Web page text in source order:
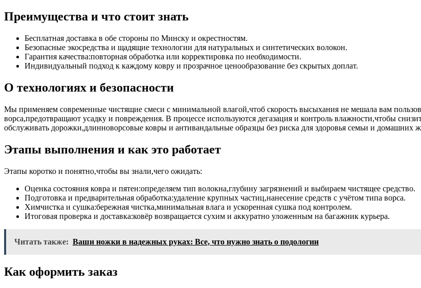
Преимущества и что стоит знать
Бесплатная доставка в обе стороны по Минску и окрестностям.
Безопасные экосредства и щадящие технологии для натуральных и синтетических волокон.
Гарантия качества:повторная обработка или корректировка по необходимости.
Индивидуальный подход к каждому ковру и прозрачное ценообразование без скрытых доплат.
О технологиях и безопасности
Мы применяем современные чистящие смеси с минимальной влагой,чтоб скорость высыхания не мешала вам
ворса,предотвращают усадку и повреждения. В процессе используются дегазация и контроль влажности,чтобы
обслуживать дорожки,длинноворсовые ковры и антивандальные образцы без риска для здоровья семьи и домашних
Этапы выполнения и как это работает
Этапы коротко и понятно,чтобы вы знали,чего ожидать:
Оценка состояния ковра и пятен:определяем тип волокна,глубину загрязнений и выбираем чистящее средство.
Подготовка и предварительная обработка:удаление крупных частиц,нанесение средств с учётом типа ворса.
Химчистка и сушка:бережная чистка,минимальная влага и ускоренная сушка под контролем.
Итоговая проверка и доставка:ковёр возвращается сухим и аккуратно уложенным на багажник курьера.
Читать также: Ваши ножки в надежных руках: Все, что нужно знать о подологии
Как оформить заказ